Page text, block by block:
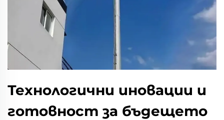
Технологични иновации и
готовност за бъдещето